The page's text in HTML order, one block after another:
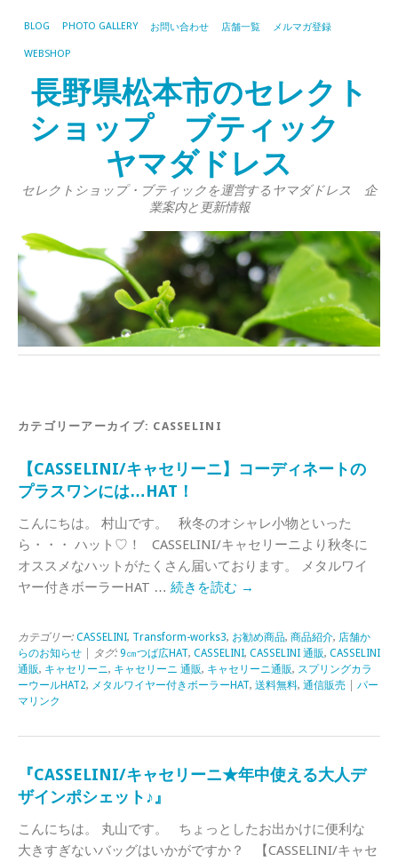
BLOG PHOTO GALLERY お問い合わせ 店舗一覧 メルマガ登録
WEBSHOP
長野県松本市のセレクト
ショップ ブティック
ヤマダドレス
セレクトショップ・ブティックを運営するヤマダドレス 企
業案内と更新情報
カテゴリーアーカイブ: CASSELINI
【CASSELINI/キャセリーニ】コーディネートの
プラスワンには…HAT！
こんにちは。 村山です。 秋冬のオシャレ小物といった
ら・・・ ハット♡！ CASSELINI/キャセリーニより秋冬に
オススメなハットがたくさん届いております。 メタルワイ
ヤー付きボーラーHAT … 続きを読む →
カテゴリー: CASSELINI, Transform-works3, お勧め商品, 商品紹介, 店舗か
らのお知らせ | タグ: 9㎝つば広HAT, CASSELINI, CASSELINI 通販, CASSELINI
通販, キャセリーニ, キャセリーニ 通販, キャセリーニ通販, スプリングカラ
ーウールHAT2, メタルワイヤー付きボーラーHAT, 送料無料, 通信販売
パー
マリンク
『CASSELINI/キャセリーニ★年中使える大人デ
ザインポシェット♪』
こんにちは。 丸山です。 ちょっとしたお出かけに便利な
大きすぎないバッグはいかがですか？ 【CASSELINI/キャセ